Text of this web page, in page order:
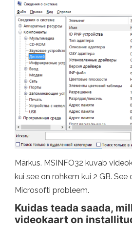
Märkus. MSINFO32 kuvab
kui see on rohkem kui 2 GB. See
Microsofti probleem.
Kuidas teada saada,
videokaart on